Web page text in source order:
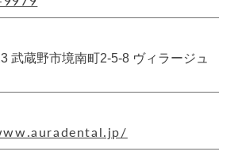
武蔵野市境南町2-5-8 ヴィラージュ